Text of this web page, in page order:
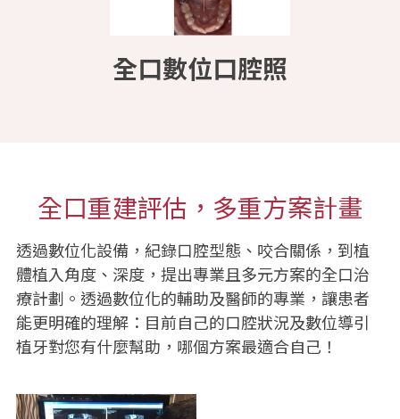
全口數位口腔照
全口重建評估，多重方案計畫
透過數位化設備，紀錄口腔型態、咬合關係，到植
體植入角度、深度，提出專業且多元方案的全口治
療計劃。透過數位化的輔助及醫師的專業，讓患者
能更明確的理解：目前自己的口腔狀況及數位導引
植牙對您有什麼幫助，哪個方案最適合自己！